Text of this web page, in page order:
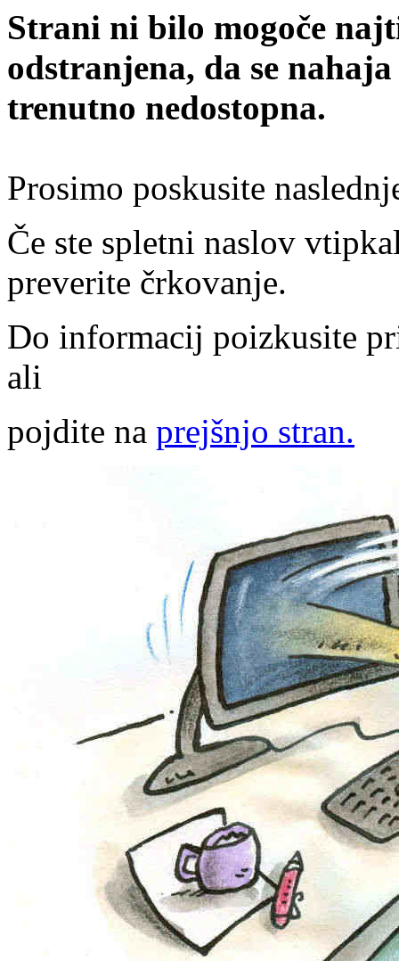
Strani ni bilo mogoče
odstranjena, da se
trenutno nedostopna.
Prosimo poskusite
Če ste spletni naslov
preverite črkovanje.
Do informacij poizkusite
ali
pojdite na prejšnjo stran.